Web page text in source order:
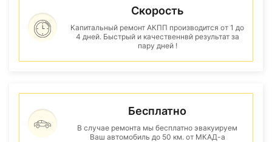
Скорость
Капитальный ремонт АКПП производится от 1 до
4 дней. Быстрый и качественнвй результат за
пару дней !
Бесплатно
В случае ремонта мы бесплатно эвакуируем
Ваш автомобиль до 50 км. от МКАД-а